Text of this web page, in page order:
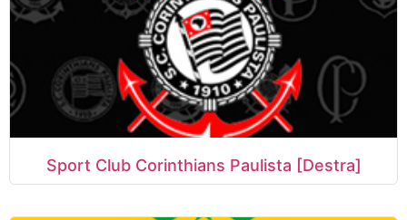
Sport Club Corinthians Paulista [Destra]